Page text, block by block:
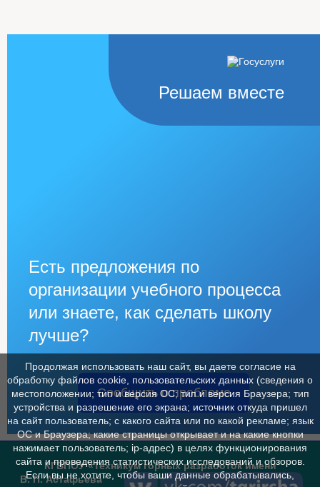
Решаем вместе
Есть предложения по
организации учебного процесса
или знаете, как сделать школу
лучше?
Сообщить о проблеме
КГБПОУ «Техникум горных разработок имени
В. П. Астафьева"
Продолжая использовать наш сайт, вы даете согласие на
обработку файлов cookie, пользовательских данных (сведения о
местоположении; тип и версия ОС; тип и версия Браузера; тип
устройства и разрешение его экрана; источник откуда пришел
на сайт пользователь; с какого сайта или по какой рекламе; язык
ОС и Браузера; какие страницы открывает и на какие кнопки
нажимает пользователь; ip-адрес) в целях функционирования
сайта и проведения статистических исследований и обзоров.
Если вы не хотите, чтобы ваши данные обрабатывались,